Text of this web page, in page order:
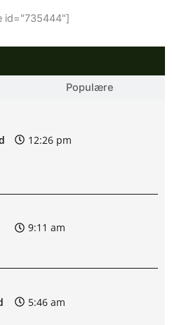
id="735444"]
Populære
12:26 pm
9:11 am
5:46 am